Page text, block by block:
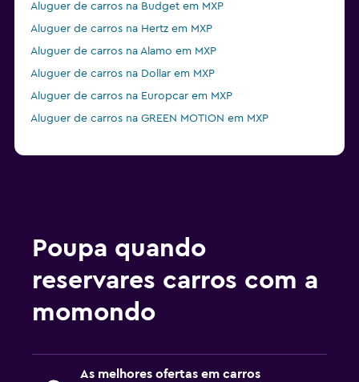
Aluguer de carros na Budget em MXP
Aluguer de carros na Hertz em MXP
Aluguer de carros na Alamo em MXP
Aluguer de carros na Dollar em MXP
Aluguer de carros na Europcar em MXP
Aluguer de carros na GREEN MOTION em MXP
Poupa quando
reservares carros com a
momondo
As melhores ofertas em carros